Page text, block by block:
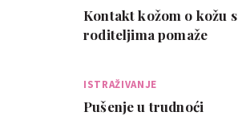
Kontakt kožom o kožu s
roditeljima pomaže
m…
ISTRAŽIVANJE
Pušenje u trudnoći